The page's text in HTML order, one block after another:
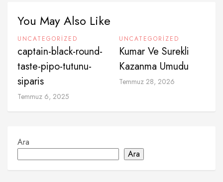
You May Also Like
UNCATEGORIZED
captain-black-round-
taste-pipo-tutunu-
siparis
Temmuz 6, 2025
UNCATEGORIZED
Kumar Ve Surekli
Kazanma Umudu
Temmuz 28, 2026
Ara
Ara